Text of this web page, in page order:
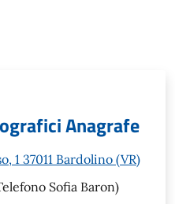
Anagrafe
1 37011 Bardolino (VR)
Sofia Baron)